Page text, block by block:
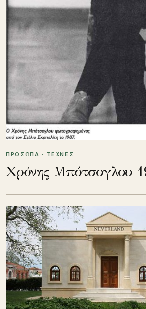
ΠΡΟΣΩΠΑ · ΤΕΧΝΕΣ
Χρόνης Μπότσογλου